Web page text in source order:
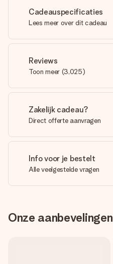
Cadeauspecificaties
Lees meer over dit cadeau
Reviews
Toon meer (3,025)
Zakelijk cadeau?
Direct offerte aanvragen
Info voor je bestelt
Alle veelgestelde vragen
Onze aanbevelingen